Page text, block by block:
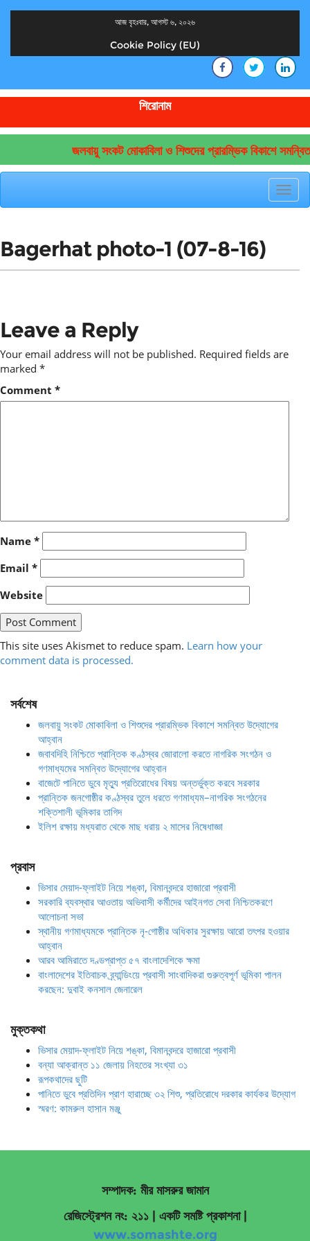
আজ বৃহঃবার, আগস্ট ৬, ২০২৬
Cookie Policy (EU)
শিরোনাম
জলবায়ু সংকট মোকাবিলা ও শিশুদের প্রারম্ভিক বিকাশে
Bagerhat photo-1 (07-8-16)
Leave a Reply
Your email address will not be published. Required fields are
marked *
Comment *
Name *
Email *
Website
This site uses Akismet to reduce spam. Learn how your
comment data is processed.
সর্বশেষ
জলবায়ু সংকট মোকাবিলা ও শিশুদের প্রারম্ভিক বিকাশে সমন্বিত উদ্যোগের
আহ্বান
জবাবদিহি নিশ্চিতে প্রান্তিক কণ্ঠস্বর জোরালো করতে নাগরিক সংগঠন ও
গণমাধ্যমের সমন্বিত উদ্যোগের আহ্বান
বাজেটে পানিতে ডুবে মৃত্যু প্রতিরোধের বিষয় অন্তর্ভুক্ত করবে সরকার
প্রান্তিক জনগোষ্ঠীর কণ্ঠস্বর তুলে ধরতে গণমাধ্যম–নাগরিক সংগঠনের
শক্তিশালী ভূমিকার তাগিদ
ইলিশ রক্ষায় মধ্যরাত থেকে মাছ ধরায় ২ মাসের নিষেধাজ্ঞা
প্রবাস
ভিসার মেয়াদ-ফ্লাইট নিয়ে শঙ্কা, বিমানবন্দরে হাজারো প্রবাসী
সরকারি ব্যবস্থার আওতায় অভিবাসী কর্মীদের আইনগত সেবা নিশ্চিতকরণে
আলোচনা সভা
স্থানীয় গণমাধ্যমকে প্রান্তিক নৃ-গোষ্ঠীর অধিকার সুরক্ষায় আরো তৎপর হওয়ার
আহ্বান
আরব আমিরাতে দণ্ডপ্রাপ্ত ৫৭ বাংলাদেশিকে ক্ষমা
বাংলাদেশের ইতিবাচক ব্র্যান্ডিংয়ে প্রবাসী সাংবাদিকরা গুরুত্বপূর্ণ ভূমিকা পালন
করছেন: দুবাই কনসাল জেনারেল
মুক্তকথা
ভিসার মেয়াদ-ফ্লাইট নিয়ে শঙ্কা, বিমানবন্দরে হাজারো প্রবাসী
বন্যা আক্রান্ত ১১ জেলায় নিহতের সংখ্যা ৩১
রূপকথাদের ছুটি
পানিতে ডুবে প্রতিদিন প্রাণ হারাচ্ছে ৩২ শিশু, প্রতিরোধে দরকার কার্যকর উদ্যোগ
স্মরণ: কামরুল হাসান মঞ্জু
সম্পাদক: মীর মাসরুর জামান
রেজিস্ট্রেশন নং: ২১১ | একটি সমষ্টি প্রকাশনা
www.somashte.org